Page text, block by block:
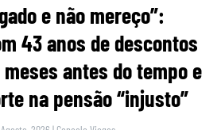
e não mereço”:
43 anos de descontos
antes do tempo e
na pensão “injusto”